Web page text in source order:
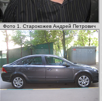
Фото 1. Старокожев Андрей Петрович